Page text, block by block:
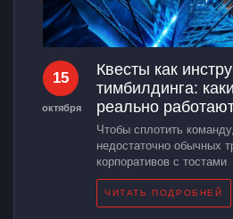
15
октября
Квесты как
тимбилдинга:
реально
Чтобы сплотить
недостаточно обычных
корпоративов с тостами
ЧИТАТЬ ПОДРОБНЕЙ